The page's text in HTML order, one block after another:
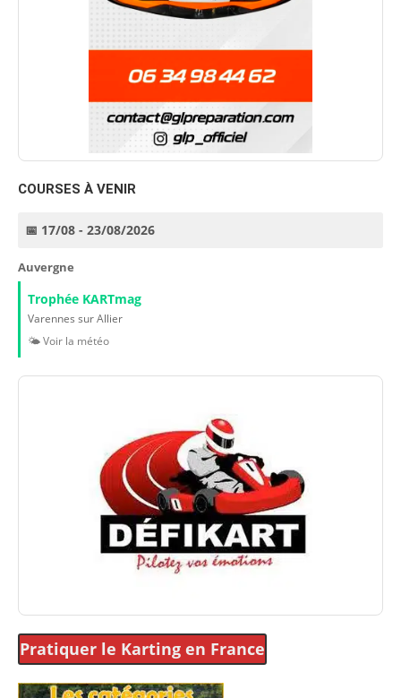
COURSES À VENIR
📅 17/08 - 23/08/2026
Auvergne
Trophée KARTmag
Varennes sur Allier
🌤️ Voir la météo
Pratiquer le Karting en France